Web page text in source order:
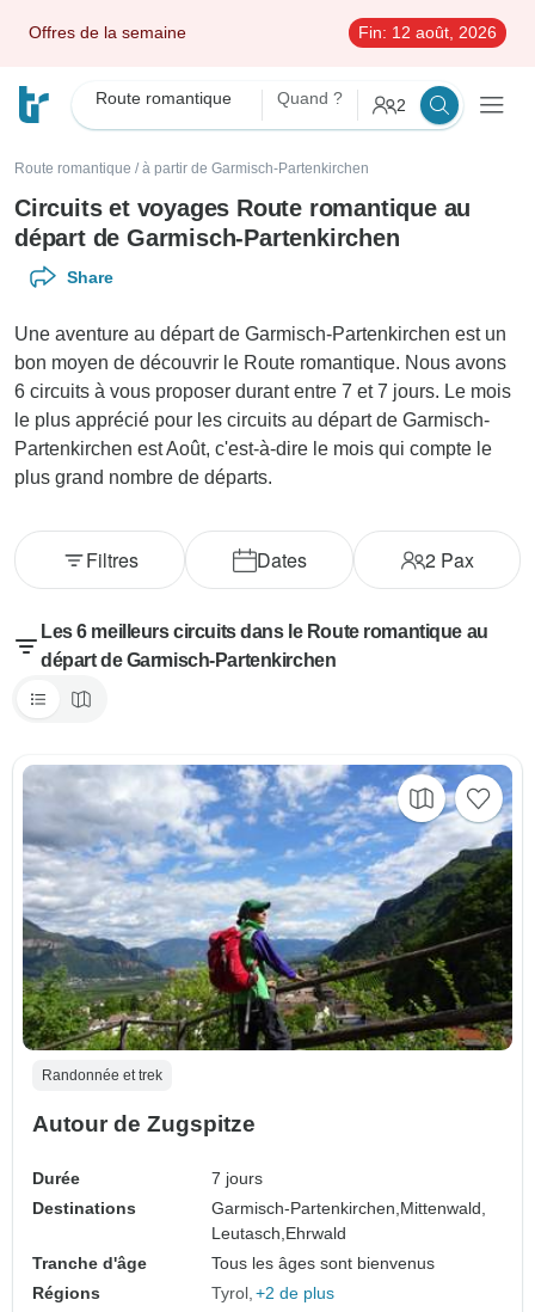
Offres de la semaine Fin: 12 août, 2026
Route romantique Quand ? 2
Route romantique / à partir de Garmisch-Partenkirchen
Circuits et voyages Route romantique au
départ de Garmisch-Partenkirchen
Share
Une aventure au départ de Garmisch-Partenkirchen est un
bon moyen de découvrir le Route romantique. Nous avons
6 circuits à vous proposer durant entre 7 et 7 jours. Le mois
le plus apprécié pour les circuits au départ de Garmisch-
Partenkirchen est Août, c'est-à-dire le mois qui compte le
plus grand nombre de départs.
Dates 2Pax
Filtres
Les 6 meilleurs circuits dans le Route romantique au
départ de Garmisch-Partenkirchen
Randonnée et trek
Autour de Zugspitze
Durée
7 jours
Destinations
Garmisch-Partenkirchen, Mittenwald,
Leutasch, Ehrwald
Tranche d'âge
Tous les âges sont bienvenus
Régions
Tyrol +2 de plus